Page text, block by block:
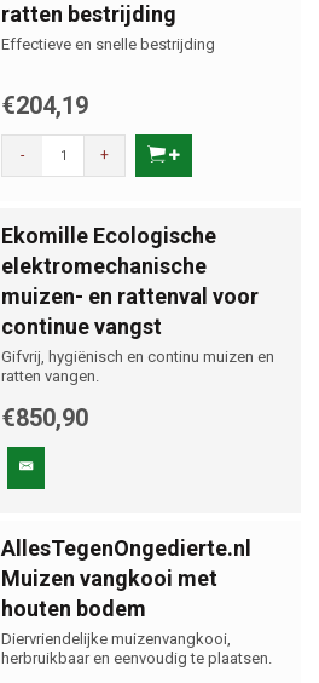
ratten bestrijding
Effectieve en snelle bestrijding
€204,19
- +
Ekomille Ecologische
elektromechanische
muizen- en rattenval voor
continue vangst
Gifvrij, hygiënisch en continu muizen en
ratten vangen.
€850,90
AllesTegenOngedierte.nl
Muizen vangkooi met
houten bodem
Diervriendelijke muizenvangkooi,
herbruikbaar en eenvoudig te plaatsen.